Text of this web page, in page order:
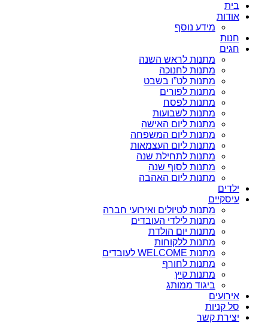
בית
אודות
מידע נוסף
חנות
חגים
מתנות לראש השנה
מתנות לחנוכה
מתנות לט”ו בשבט
מתנות לפורים
מתנות לפסח
מתנות לשבועות
מתנות ליום האישה
מתנות ליום המשפחה
מתנות ליום העצמאות
מתנות לתחילת שנה
מתנות לסוף שנה
מתנות ליום האהבה
ילדים
עיסקיים
מתנות לטיולים ואירועי חברה
מתנות לילדי העובדים
מתנות יום הולדת
מתנות ללקוחות
מתנות WELCOME לעובדים
מתנות לחורף
מתנות קיץ
ביגוד ממותג
אירועים
סל קניות
יצירת קשר